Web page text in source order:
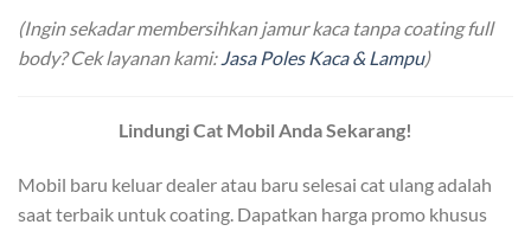
(Ingin sekadar membersihkan jamur kaca tanpa coating full
body? Cek layanan kami: Jasa Poles Kaca & Lampu)
Lindungi Cat Mobil Anda Sekarang!
Mobil baru keluar dealer atau baru selesai cat ulang adalah
saat terbaik untuk coating. Dapatkan harga promo khusus